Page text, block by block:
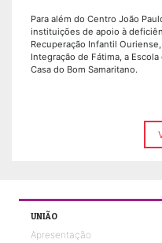
Para além do Centro João
instituições de apoio à
Recuperação Infantil
Integração de Fátima, a
Casa do Bom Samaritano.
UNIÃO
Apresentação